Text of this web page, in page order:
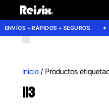
ENVÍOS + RÁPIDOS + SEGUROS
Inicio/ Productos
113